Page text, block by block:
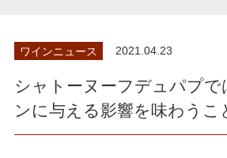
ワインニュース 2021.04.23
シャトーヌーフデュパプで
ンに与える影響を味わうこ